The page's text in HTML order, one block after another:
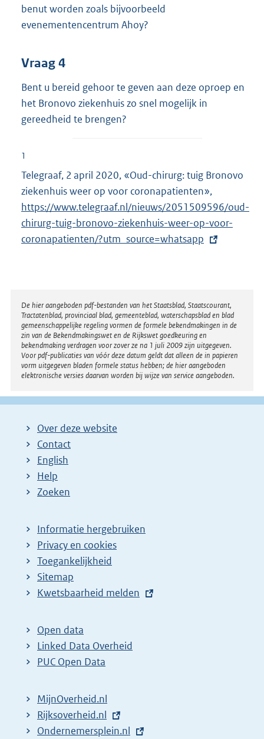
benut worden zoals bijvoorbeeld
evenementencentrum Ahoy?
Vraag 4
Bent u bereid gehoor te geven aan deze oproep en
het Bronovo ziekenhuis zo snel mogelijk in
gereedheid te brengen?
1
Telegraaf, 2 april 2020, «Oud-chirurg: tuig Bronovo
ziekenhuis weer op voor coronapatienten»,
x
t
e
l
i
k
:
https://www.telegraaf.nl/nieuws/2051509596/oud-
chirurg-tuig-bronovo-ziekenhuis-weer-op-voor-
coronapatienten/?utm_source=whatsapp
Disclaimer
De hier aangeboden pdf-bestanden van het Staatsblad, Staatscourant,
Tractatenblad, provinciaal blad, gemeenteblad, waterschapsblad en blad
gemeenschappelijke regeling vormen de formele bekendmakingen in de
zin van de Bekendmakingswet en de Rijkswet goedkeuring en
bekendmaking verdragen voor zover ze na 1 juli 2009 zijn uitgegeven.
Voor pdf-publicaties van vóór deze datum geldt dat alleen de in papieren
vorm uitgegeven bladen formele status hebben; de hier aangeboden
elektronische versies daarvan worden bij wijze van service aangeboden.
Over deze website
Contact
English
Help
Zoeken
Informatie hergebruiken
Privacy en cookies
Toegankelijkheid
Sitemap
E
t
e
r
l
i
n
Kwetsbaarheid melden
Open data
Linked Data Overheid
PUC Open Data
MijnOverheid.nl
E
x
Rijksoverheid.nl
E
Ondernemersplein.nl